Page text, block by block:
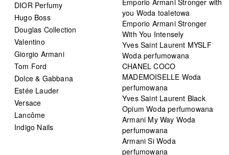
DIOR Perfumy
Hugo Boss
Douglas Collection
Valentino
Giorgio Armani
Tom Ford
Dolce & Gabbana
Estée Lauder
Versace
Lancôme
Indigo Nails
you Woda toaletowa
Emporio Armani Stronger
With You Intensely
Yves Saint Laurent MYSLF
Woda perfumowana
CHANEL COCO
MADEMOISELLE Woda
perfumowana
Yves Saint Laurent Black
Opium Woda perfumowana
Armani My Way Woda
perfumowana
Armani Si Woda
perfumowana